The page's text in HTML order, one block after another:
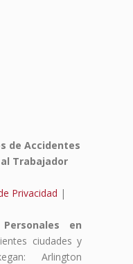
de Accidentes
Trabajador
Privacidad |
en
ciudades y
Arlington